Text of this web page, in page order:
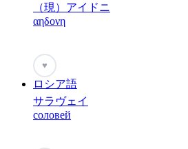
（現）アイドニ
αηδονη
♥
ロシア語
サラヴェイ
соловей